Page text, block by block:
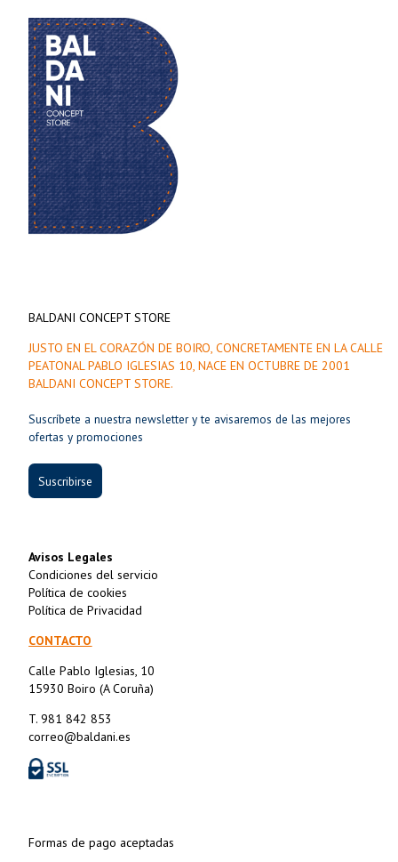
BALDANI CONCEPT STORE
JUSTO EN EL CORAZÓN DE BOIRO, CONCRETAMENTE EN LA CALLE
PEATONAL PABLO IGLESIAS 10, NACE EN OCTUBRE DE 2001
BALDANI CONCEPT STORE.
Suscríbete a nuestra newsletter y te avisaremos de las mejores
ofertas y promociones
Suscribirse
Avisos Legales
Condiciones del servicio
Política de cookies
Política de Privacidad
CONTACTO
Calle Pablo Iglesias, 10
15930 Boiro (A Coruña)
T. 981 842 853
correo@baldani.es
Formas de pago aceptadas